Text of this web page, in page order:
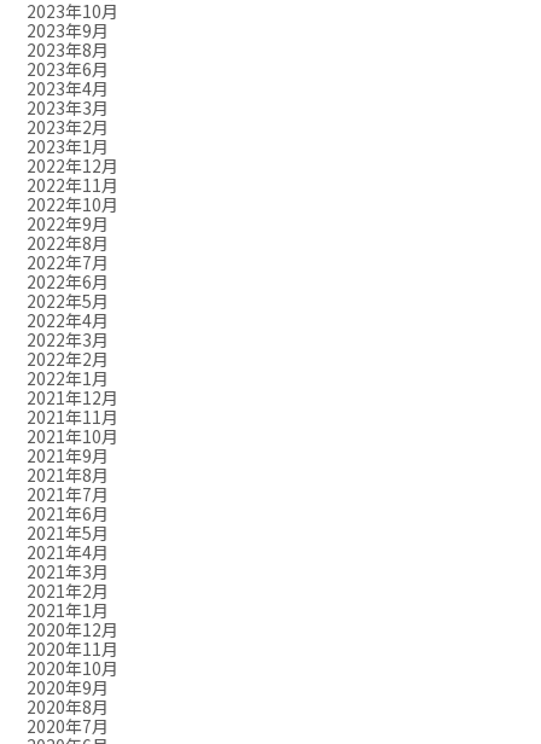
2023年10月
2023年9月
2023年8月
2023年6月
2023年4月
2023年3月
2023年2月
2023年1月
2022年12月
2022年11月
2022年10月
2022年9月
2022年8月
2022年7月
2022年6月
2022年5月
2022年4月
2022年3月
2022年2月
2022年1月
2021年12月
2021年11月
2021年10月
2021年9月
2021年8月
2021年7月
2021年6月
2021年5月
2021年4月
2021年3月
2021年2月
2021年1月
2020年12月
2020年11月
2020年10月
2020年9月
2020年8月
2020年7月